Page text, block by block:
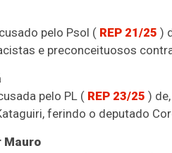
pelo Psol ( REP 21/25 )
e preconceituosos
pelo PL ( REP 23/25 )
ferindo o deputado
Mauro